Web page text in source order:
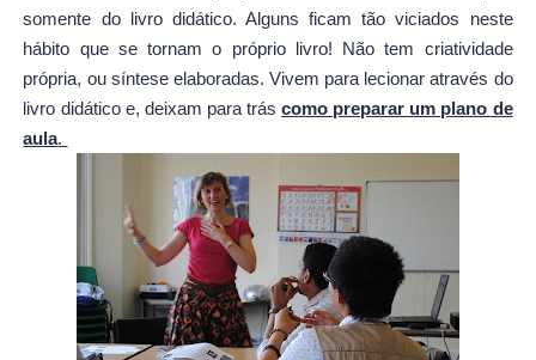
somente do livro didático. Alguns ficam tão viciados neste
hábito que se tornam o próprio livro! Não tem criatividade
própria, ou síntese elaboradas. Vivem para lecionar através do
livro didático e, deixam para tráscomo preparar um plano de
aula.